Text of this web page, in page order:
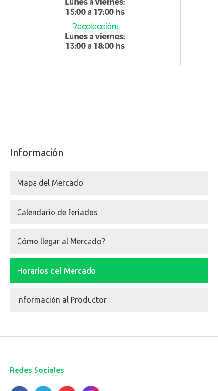
Información
Mapa del Mercado
Calendario de feriados
Cómo llegar al Mercado?
Horarios del Mercado
Información al Productor
Redes Sociales